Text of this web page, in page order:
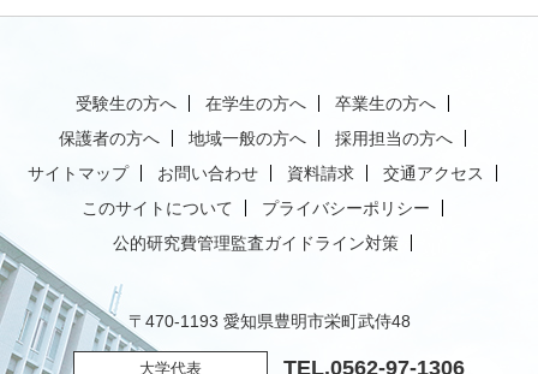
受験生の方へ 在学生の方へ
卒業生の方へ
保護者の方へ
地域一般の方へ
採用担当の方へ
サイトマップ
お問い合わせ 資料請求
交通アクセス
このサイトについて
プライバシーポリシー
公的研究費管理監査ガイドライン対策
〒470-1193 愛知県豊明市栄町武侍48
大学代表 TEL.0562-97-1306